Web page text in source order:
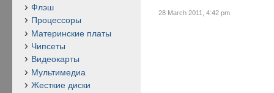
28 March 2011, 4:42 pm
Флэш
Процессоры
Материнские платы
Чипсеты
Видеокарты
Мультимедиа
Жесткие диски